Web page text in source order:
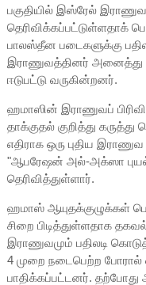
பகுதியில் இஸ்ரேல்
தெரிவிக்கப்பட்டுள்ளதாக்
பாலஸ்தீன படைகளுக்கு
இராணுவத்தினர் அனைத்து
ஈடுபட்டு வருகின்றனர்.
ஹமாஸின் இராணுவப்
தாக்குதல் குறித்து
எதிராக ஒரு புதிய
"ஆபரேஷன் அல்-அக்ஸா
தெரிவித்துள்ளார்.
ஹமாஸ் ஆயுதக்குழுக்கள்
சிறை பிடித்துள்ளதாக
இராணுவமும் பதிலடி
4 முறை நடைபெற்ற
பாதிக்கப்பட்டனர். தற்போது